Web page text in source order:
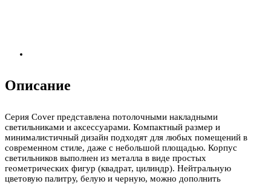
Описание
Серия Cover представлена потолочными накладными
светильниками и аксессуарами. Компактный размер и
минималистичный дизайн подходят для любых помещений в
современном стиле, даже с небольшой площадью. Корпус
светильников выполнен из металла в виде простых
геометрических фигур (квадрат, цилиндр). Нейтральную
цветовую палитру, белую и черную, можно дополнить